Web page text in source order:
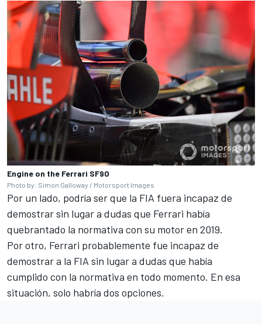
Engine on the Ferrari SF90
Photo by: Simon Galloway / Motorsport Images
Por un lado, podría ser que la FIA fuera incapaz de
demostrar sin lugar a dudas que Ferrari había
quebrantado la normativa con su motor en 2019.
Por otro, Ferrari probablemente fue incapaz de
demostrar a la FIA sin lugar a dudas que había
cumplido con la normativa en todo momento. En esa
situación, solo habría dos opciones.